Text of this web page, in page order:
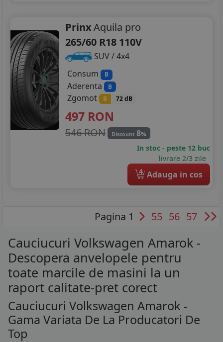
PrinxAquila pro
265/60 R18 110V
SUV / 4x4
Consum
B
Aderenta B
Zgomot B 72 dB
497 RON
546 RON Discount 8%
In stoc - peste 12 buc
livrare 2/3 zile
4 Adauga in cos
Pagina 1 55 56 57
Cauciucuri Volkswagen Amarok -
Descopera anvelopele pentru
toate marcile de masini la un
raport calitate-pret corect
Cauciucuri Volkswagen Amarok -
Gama Variata De La Producatori De
Top